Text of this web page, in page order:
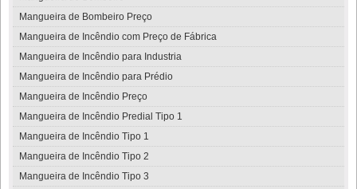
Mangueira de Bombeiro Preço
Mangueira de Incêndio com Preço de Fábrica
Mangueira de Incêndio para Industria
Mangueira de Incêndio para Prédio
Mangueira de Incêndio Preço
Mangueira de Incêndio Predial Tipo 1
Mangueira de Incêndio Tipo 1
Mangueira de Incêndio Tipo 2
Mangueira de Incêndio Tipo 3